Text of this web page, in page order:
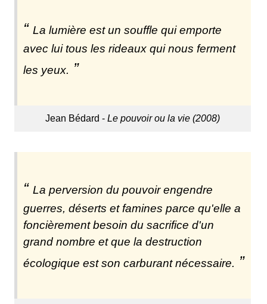
La lumière est un souffle qui emporte
avec lui tous les rideaux qui nous ferment
les yeux.
Jean Bédard - Le pouvoir ou la vie (2008)
La perversion du pouvoir engendre
guerres, déserts et famines parce qu'elle a
foncièrement besoin du sacrifice d'un
grand nombre et que la destruction
écologique est son carburant nécessaire.